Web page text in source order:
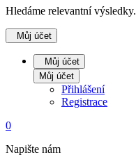
Hledáme relevantní výsledky.
Můj účet
Můj účet
Můj účet
Přihlášení
Registrace
0
Napište nám